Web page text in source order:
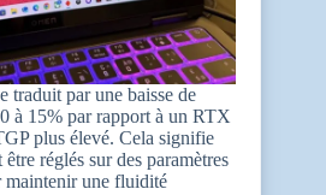
traduit par une baisse de
à 15% par rapport à un RTX
plus élevé. Cela signifie
réglés sur des paramètres
maintenir une fluidité